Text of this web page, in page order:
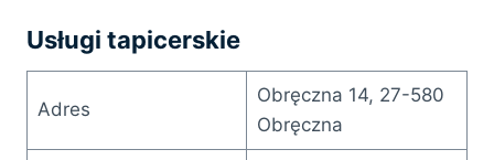
Usługi tapicerskie
Adres
Obręczna 14, 27-580
Obręczna